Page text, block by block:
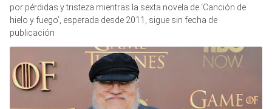
por pérdidas y tristeza mientras la sexta novela de ‘Canción de
hielo y fuego’, esperada desde 2011, sigue sin fecha de
publicación